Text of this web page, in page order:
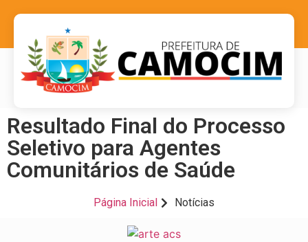
Resultado Final do Processo
Seletivo para Agentes
Comunitários de Saúde
Página Inicial Notícias